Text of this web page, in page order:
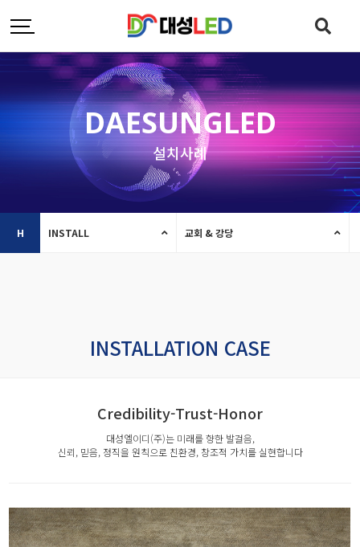
DAESUNGLED
설치사례
H INSTALL 교회 & 강당
INSTALLATION CASE
Credibility-Trust-Honor
대성엘이디(주)는 미래를 향한 발걸음,
신뢰, 믿음, 정직을 원칙으로 친환경, 창조적 가치를 실현합니다